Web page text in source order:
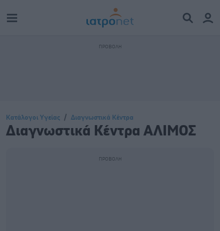
Κατάλογοι Υγείας Διαγνωστικά Κέντρα
Διαγνωστικά Κέντρα ΑΛΙΜΟΣ